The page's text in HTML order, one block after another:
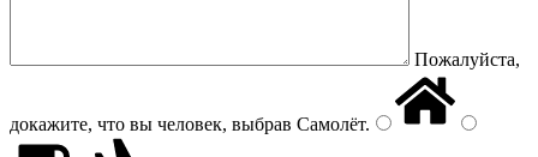
Пожалуйста,
докажите, что вы человек, выбрав Самолёт.